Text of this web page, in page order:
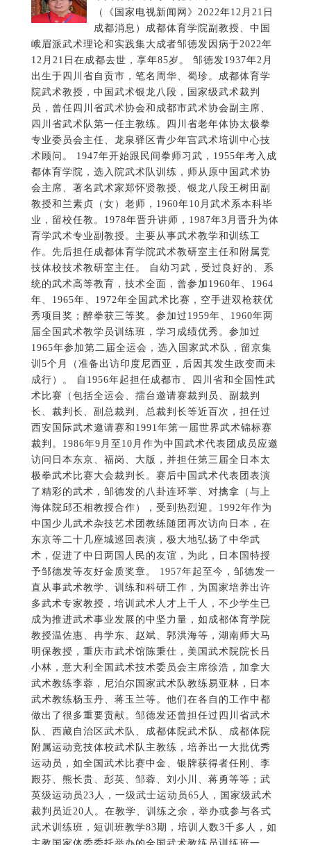
术顾问。 1947年开始跟民间拳师习武，1955年考入成
都体育学院，选入院武术队训练，师从原中国武术协
会主席、著名武术家郑怀贤教授、银龙八段王树田副
教授和兰素贞（女）老师，1960年10月武术系本科毕
业，留校任教。1978年晋升讲师，1987年3月晋升为体
育学武术专业副教授。主要从事武术教学和训练工
作。先后担任成都体育学院武术教研室主任和附属竞
技体校技术教研室主任。 自幼习武，受过良好的、系
统的武术高等教育，技术全面，曾参加1960年、1964
年、1965年、1972年全国武术比赛，空手进双枪获优
秀项目奖；醉拳获三等奖。参加过1959年、1960年两
届全国武术教学员训练班，学习成绩优秀。参加过
1965年参加第二届全运会，选入国家武术队，留京集
训5个月（准备出访印度尼西亚，后因其发生政变而未
成行）。 自1956年起担任成都市、四川省和全国性武
术比赛（包括全运会、擂台邀请赛裁判员、副裁判
长、裁判长、副总裁判、总裁判长等近百次，担任过
西安国际武术邀请赛和1991年第一届世界武术锦标赛
裁判。1986年9月至10月作为中国武术代表团成员应邀
访问日本东京、福岗、大版，并担任第三届全日本太
极拳武术比赛大会裁判长。赛后中国武术代表团表演
了精彩的武术，邹德发的八卦连环掌、对擒拿（与上
海体院邱丕相教授合作），受到热烈迎。1992年作为
中国少儿武术杂技艺术团教练随团再次访向日本，在
东京等二十几座城巡回表演，极大地弘扬了中华武
术，促进了中日两国人民的友谊，为此，日本国特授
予邹德发等友好金质奖章。 1957年起至今，邹德发一
直从事武术教学、训练和科研工作，为国家培养出许
多武术专家教授，培训武术人才上千人，不少学生已
成为推进武术事业发展的中坚力量，如成都体育学院
教授温佐惠、冉学东、赵斌、郭洪海等，湖南师大马
明保教授，重庆市武术馆陈秉仕，美国武术院院长吕
小林，意大利全国武术技术委员会主席徐浩，加拿大
武术教练李蓉，尼泊尔国家武术队教练易亚林，日本
武术教练杨玉丹、蒋玉兰等。他们在各自的工作中都
做出了很多重要贡献。邹德发还曾担任过四川省武术
队、西藏自治区武术队、成都体院武术队、成都体院
附属运动竞技体校武术队主教练，培养出一大批优秀
运动员，如全国武术比赛中金、银牌获得者任刚、李
殿芬、熊长贵、彭英、邹蓉、刘小川、蒋勇等等；武
英级运动员23人，一级武士运动员65人，国家级武术
裁判员近20人。在教学、训练之余，举办或参与各式
武术训练班，短训班教学83期，培训人数3千多人，如
主教国家体委委托举办的全国武术教练员训练班一、
二、三期学员，学员120余人；内江市中小学体育教师
武术培训班；攀枝花市太极拳训练班；全美访华武术
团30人暑期培训班等。 邹德发酷爱武术，广采博学，
武功基础好，受过著名武术家张文广、温敬铭、李天
骥、顾留馨、蔡龙云、刘玉华、沙国政、何福生、刘
万福等老师的亲自指点、帮助。从而苦练出一身过硬
功夫；八卦连环掌、醉拳、太极拳、峨眉拳、九节
鞭、滚堂双刀、对擒拿、形意拳安身炮对打、夺匕